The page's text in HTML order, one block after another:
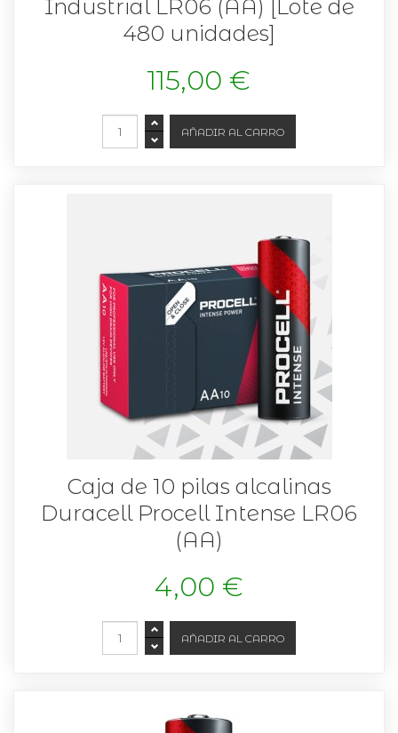
Industrial LR06 (AA) [Lote de
480 unidades]
115,00 €
Caja de 10 pilas alcalinas
Duracell Procell Intense LR06
(AA)
4,00 €